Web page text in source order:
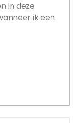
in deze
ik een